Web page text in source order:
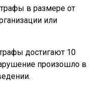
в размере от
или
достигают 10
произошло в